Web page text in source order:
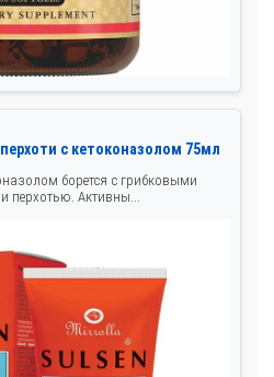
с кетоконазолом 75мл
борется с грибковыми
Активны...